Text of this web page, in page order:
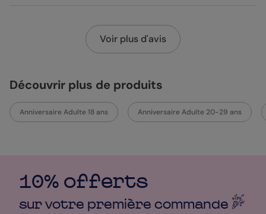
Voir plus d'avis
Découvrir plus de produits
Anniversaire Adulte 18 ans Anniversaire Adulte 20-29 ans
10% offerts
sur votre première commande